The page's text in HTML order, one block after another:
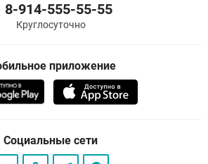
8-914-555-55-55
Круглосуточно
приложение
Социальные сети